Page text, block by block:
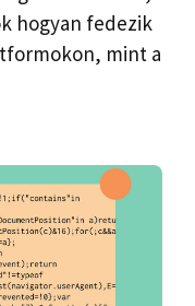
hogyan fedezik
mint a